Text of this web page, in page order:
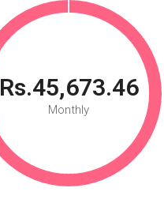
Rs.45,673.46
Monthly